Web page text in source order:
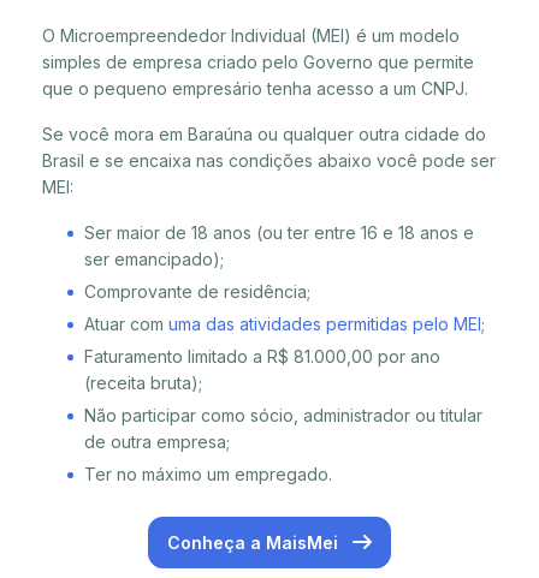
O Microempreendedor Individual (MEI) é um modelo
simples de empresa criado pelo Governo que permite
que o pequeno empresário tenha acesso a um CNPJ.
Se você mora em Baraúna ou qualquer outra cidade do
Brasil e se encaixa nas condições abaixo você pode ser
MEI:
Ser maior de 18 anos (ou ter entre 16 e 18 anos e
ser emancipado);
Comprovante de residência;
Atuar com uma das atividades permitidas pelo MEI;
Faturamento limitado a R$ 81.000,00 por ano
(receita bruta);
Não participar como sócio, administrador ou titular
de outra empresa;
Ter no máximo um empregado.
Conheça a MaisMei